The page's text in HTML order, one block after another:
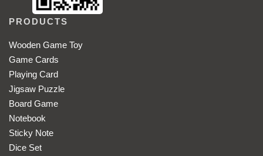
PRODUCTS
Wooden Game Toy
Game Cards
Playing Card
Jigsaw Puzzle
Board Game
Notebook
Sticky Note
Dice Set